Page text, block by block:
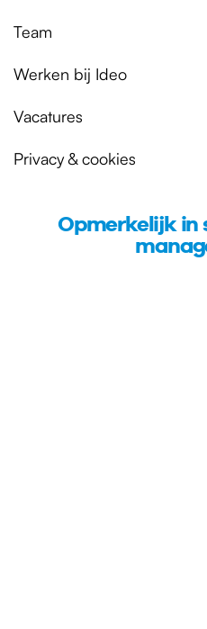
Team
Werken bij Ideo
Vacatures
Privacy & cookies
Opmerkelijk in